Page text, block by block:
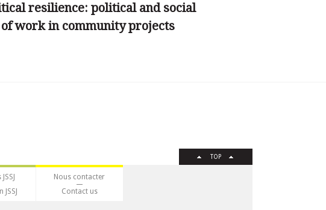
resilience: political and social
work in community projects
TOP
Nous contacter
Contact us